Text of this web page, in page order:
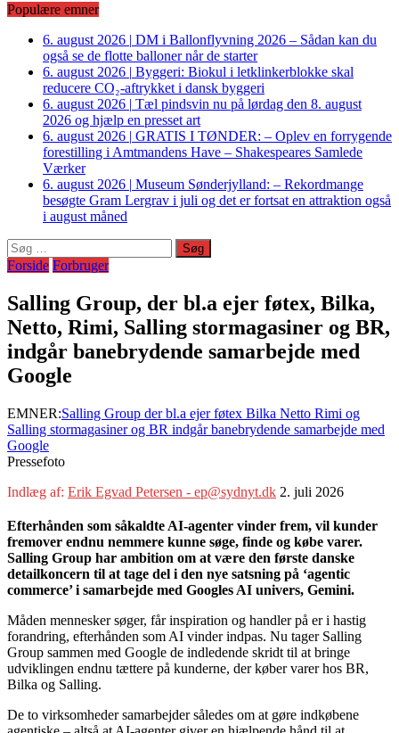
Populære emner
6. august 2026 | DM i Ballonflyvning 2026 – Sådan kan du
også se de flotte balloner når de starter
6. august 2026 | Byggeri: Biokul i letklinkerblokke skal
reducere CO₂-aftrykket i dansk byggeri
6. august 2026 | Tæl pindsvin nu på lørdag den 8. august
2026 og hjælp en presset art
6. august 2026 | GRATIS I TØNDER: – Oplev en forrygende
forestilling i Amtmandens Have – Shakespeares Samlede
Værker
6. august 2026 | Museum Sønderjylland: – Rekordmange
besøgte Gram Lergrav i juli og det er fortsat en attraktion også
i august måned
Søg
efter:
Forside Forbruger
Salling Group, der bl.a ejer føtex, Bilka,
Netto, Rimi, Salling stormagasiner og BR,
indgår banebrydende samarbejde med
Google
EMNER:Salling Group der bl.a ejer føtex Bilka Netto Rimi og
Salling stormagasiner og BR indgår banebrydende samarbejde med
Google
Pressefoto
Indlæg af: Erik Egvad Petersen - ep@sydnyt.dk 2. juli 2026
Efterhånden som såkaldte AI-agenter vinder frem, vil kunder
fremover endnu nemmere kunne søge, finde og købe varer.
Salling Group har ambition om at være den første danske
detailkoncern til at tage del i den nye satsning på ‘agentic
commerce’ i samarbejde med Googles AI univers, Gemini.
Måden mennesker søger, får inspiration og handler på er i hastig
forandring, efterhånden som AI vinder indpas. Nu tager Salling
Group sammen med Google de indledende skridt til at bringe
udviklingen endnu tættere på kunderne, der køber varer hos BR,
Bilka og Salling.
De to virksomheder samarbejder således om at gøre indkøbene